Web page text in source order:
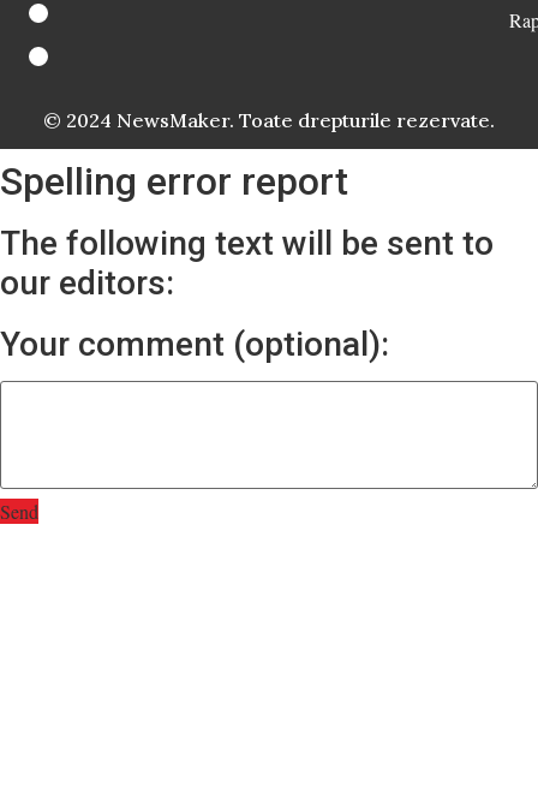
© 2024 NewsMaker. Toate drepturile rezervate.
Spelling error report
The following text will be sent to
our editors:
Your comment (optional):
Send